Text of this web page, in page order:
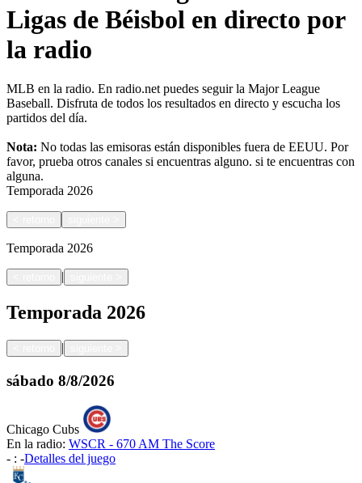
Ligas de Béisbol en directo por
la radio
MLB en la radio. En radio.net puedes seguir la Major League
Baseball. Disfruta de todos los resultados en directo y escucha los
partidos del día.
Nota: No todas las emisoras están disponibles fuera de EEUU. Por
favor, prueba otros canales si encuentras alguno. si te encuentras con
alguna.
Temporada 2026
Temporada 2026
|
Temporada 2026
|
sábado 8/8/2026
Chicago Cubs
En la radio: WSCR - 670 AM The Score
- : -Detalles del juego